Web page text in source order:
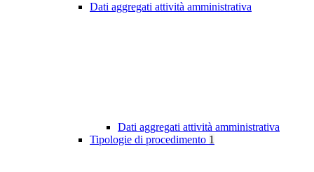
Dati aggregati attività amministrativa
Dati aggregati attività amministrativa
Tipologie di procedimento 1